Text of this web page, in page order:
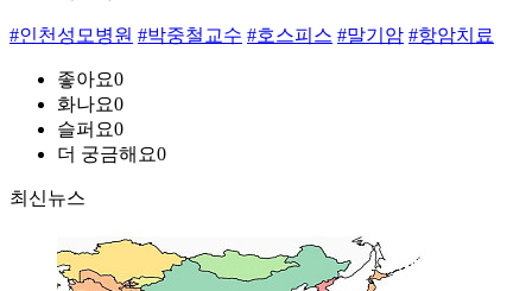
#인천성모병원 #박중철교수 #호스피스 #말기암 #항암치료
좋아요0
화나요0
슬퍼요0
더 궁금해요0
최신뉴스